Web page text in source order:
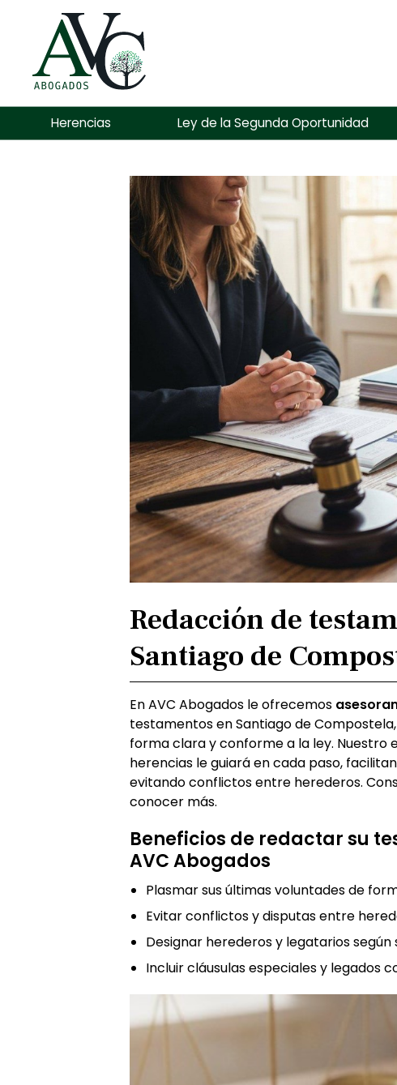
Herencias Ley de la Segunda Oportunidad
Redacción de
Santiago de
En AVC Abogados le ofrecemos
testamentos en Santiago de
forma clara y conforme a la ley. Nuestro
herencias le guiará en cada paso,
evitando conflictos entre herederos.
conocer más.
Beneficios de redactar su
AVC Abogados
Plasmar sus últimas voluntades de
Evitar conflictos y disputas entre
Designar herederos y legatarios según
Incluir cláusulas especiales y legados